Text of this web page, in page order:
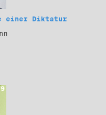
einer Diktatur